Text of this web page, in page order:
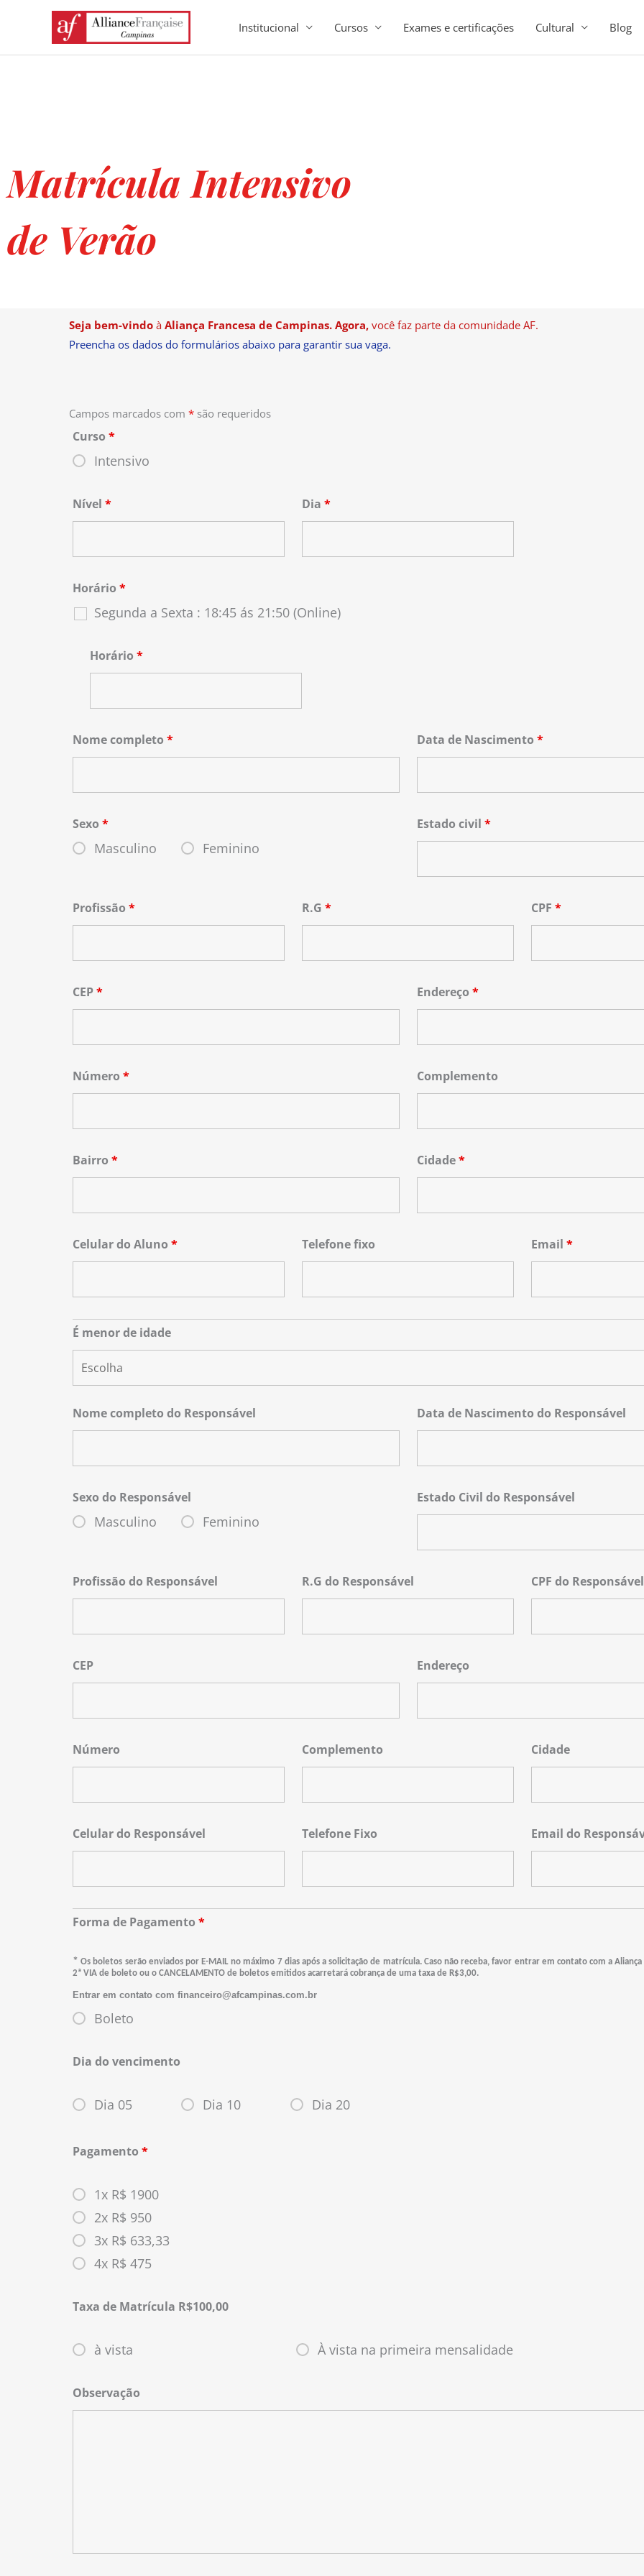
Institucional Cursos Exames e certificações Cultural Blog
Matrícula Intensivo
de Verão
Seja bem-vindoà Aliança Francesa de Campinas. Agora, você faz parte da comunidade AF.
Preencha os dados do formulários abaixo para garantir sua vaga.
Campos marcados com *são requeridos
Curso *
Intensivo
Nível * Dia *
Horário *
Segunda a Sexta : 18:45 ás 21:50 (Online)
Horário *
Nome completo * Data de Nascimento *
Sexo *
Masculino Feminino
Estado civil *
Profissão * R.G * CPF*
CEP* Endereço *
Número * Complemento
Bairro * Cidade*
Celular do Aluno * Telefone fixo Email*
É menor de idade
Nome completo do Responsável Data de Nascimento do Responsável
Sexo do Responsável
Masculino Feminino
Estado Civil do Responsável
Profissão do Responsável R.G do Responsável CPF do Responsável
CEP Endereço
Número Complemento Cidade
Celular do Responsável Telefone Fixo Email do
Forma de Pagamento *
Boleto
* Os boletos serão enviados por E-MAIL no máximo 7 dias após a solicitação de matrícula. Caso não receba, favor entrar em contato com a Aliança
2ª VIA de boleto ou o CANCELAMENTO de boletos emitidos acarretará cobrança de uma taxa de R$3,00.
Entrar em contato com financeiro@afcampinas.com.br
Dia do vencimento
Dia 05 Dia 10 Dia 20
Pagamento *
1x R$ 1900
2x R$ 950
3x R$ 633,33
4x R$ 475
Taxa de Matrícula R$100,00
à vista À vista na primeira mensalidade
Observação